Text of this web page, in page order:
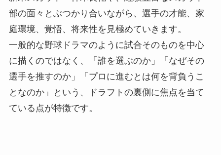
部の面々とぶつかり合いながら、選手の才能、家
庭環境、覚悟、将来性を見極めていきます。
一般的な野球ドラマのように試合そのものを中心
に描くのではなく、「誰を選ぶのか」「なぜその
選手を推すのか」「プロに進むとは何を背負うこ
となのか」という、ドラフトの裏側に焦点を当て
ている点が特徴です。